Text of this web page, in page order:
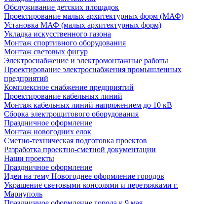
Обслуживание детских площадок
Проектирование малых архитектурных форм (МАФ)
Установка МАФ (малых архитектурных форм)
Укладка искусственного газона
Монтаж спортивного оборудования
Монтаж световых фигур
Электроснабжение и электромонтажные работы
Проектирование электроснабжения промышленных
предприятий
Комплексное снабжение предприятий
Проектирование кабельных линий
Монтаж кабельных линий напряжением до 10 кВ
Сборка электрощитового оборудования
Праздничное оформление
Монтаж новогодних елок
Сметно-техническая подготовка проектов
Разработка проектно-сметной документации
Наши проекты
Праздничное оформление
Идеи на тему Новогоднее оформление городов
Украшение световыми консолями и перетяжками г.
Мариуполь